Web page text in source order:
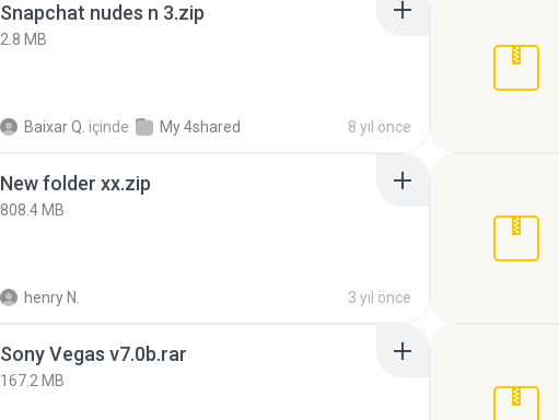
Snapchat nudes n 3.zip
2.8 MB
Baixar Q. içinde My 4shared 8 yıl önce
New folder xx.zip
808.4 MB
henry N. 3 yıl önce
Sony Vegas v7.0b.rar
167.2 MB